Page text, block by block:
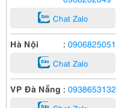
Chat Zalo
Hà Nội : 0906825051
Chat Zalo
VP Đà Nẵng : 0938653132